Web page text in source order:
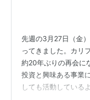
先週の3月27日（金
ってきました。カリ
約20年ぶりの再会に
投資と興味ある事業
しても活動している